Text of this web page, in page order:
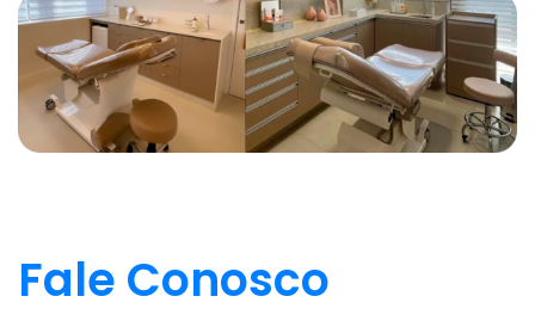
Fale Conosco